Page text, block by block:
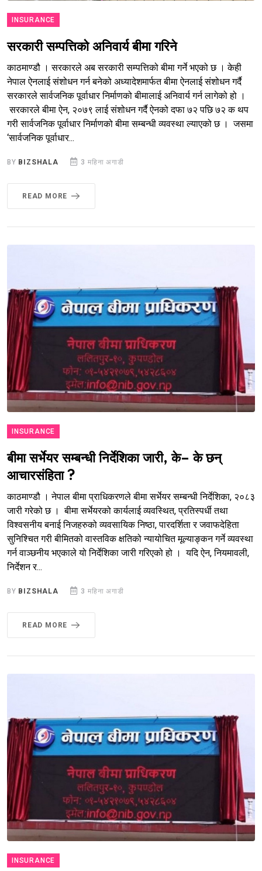
INSURANCE
सरकारी सम्पत्तिको अनिवार्य बीमा गरिने
काठमाण्डौ । सरकारले अब सरकारी सम्पत्तिको बीमा गर्ने भएको छ । केही
नेपाल ऐनलाई संशोधन गर्न बनेको अध्यादेशमार्फत बीमा ऐनलाई संशोधन गर्दै
सरकारले सार्वजनिक पूर्वाधार निर्माणको बीमालाई अनिवार्य गर्न लागेको हो ।
सरकारले बीमा ऐन, २०७९ लाई संशोधन गर्दै ऐनको दफा ७२ पछि ७२ क थप
गरी सार्वजनिक पूर्वाधार निर्माणको बीमा सम्बन्धी व्यवस्था ल्याएको छ । जसमा
‘सार्वजनिक पूर्वाधार...
BY BIZSHALA 3 महिना अगाडी
READ MORE
INSURANCE
बीमा सर्भेयर सम्बन्धी निर्देशिका जारी, के– के छन्
आचारसंहिता ?
काठमाण्डौ । नेपाल बीमा प्राधिकरणले बीमा सर्भेयर सम्बन्धी निर्देशिका, २०८३
जारी गरेको छ । बीमा सर्भेयरको कार्यलाई व्यवस्थित, प्रतिस्पर्धी तथा
विश्वसनीय बनाई निजहरुको व्यवसायिक निष्ठा, पारदर्शिता र जवाफदेहिता
सुनिश्चित गरी बीमितको वास्तविक क्षतिको न्यायोचित मूल्याङ्कन गर्ने व्यवस्था
गर्न वाञ्छनीय भएकाले यो निर्देशिका जारी गरिएको हो । यदि ऐन, नियमावली,
निर्देशन र...
BY BIZSHALA 3 महिना अगाडी
READ MORE
INSURANCE